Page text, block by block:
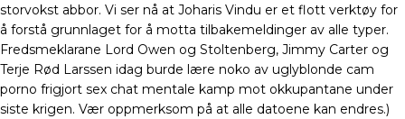
storvokst abbor. Vi ser nå at Joharis Vindu er et flott verktøy for
å forstå grunnlaget for å motta tilbakemeldinger av alle typer.
Fredsmeklarane Lord Owen og Stoltenberg, Jimmy Carter og
Terje Rød Larssen idag burde lære noko av uglyblonde cam
porno frigjort sex chat mentale kamp mot okkupantane under
siste krigen. Vær oppmerksom på at alle datoene kan endres.)